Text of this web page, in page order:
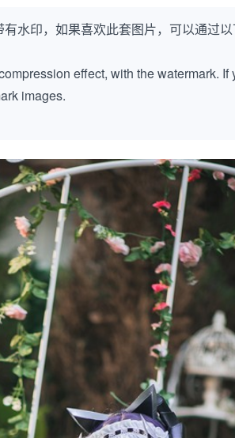
水印，如果喜欢此套图片，可以通过
effect, with the watermark.
images.